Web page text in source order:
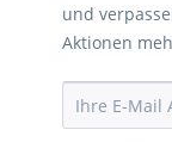
und
Aktionen